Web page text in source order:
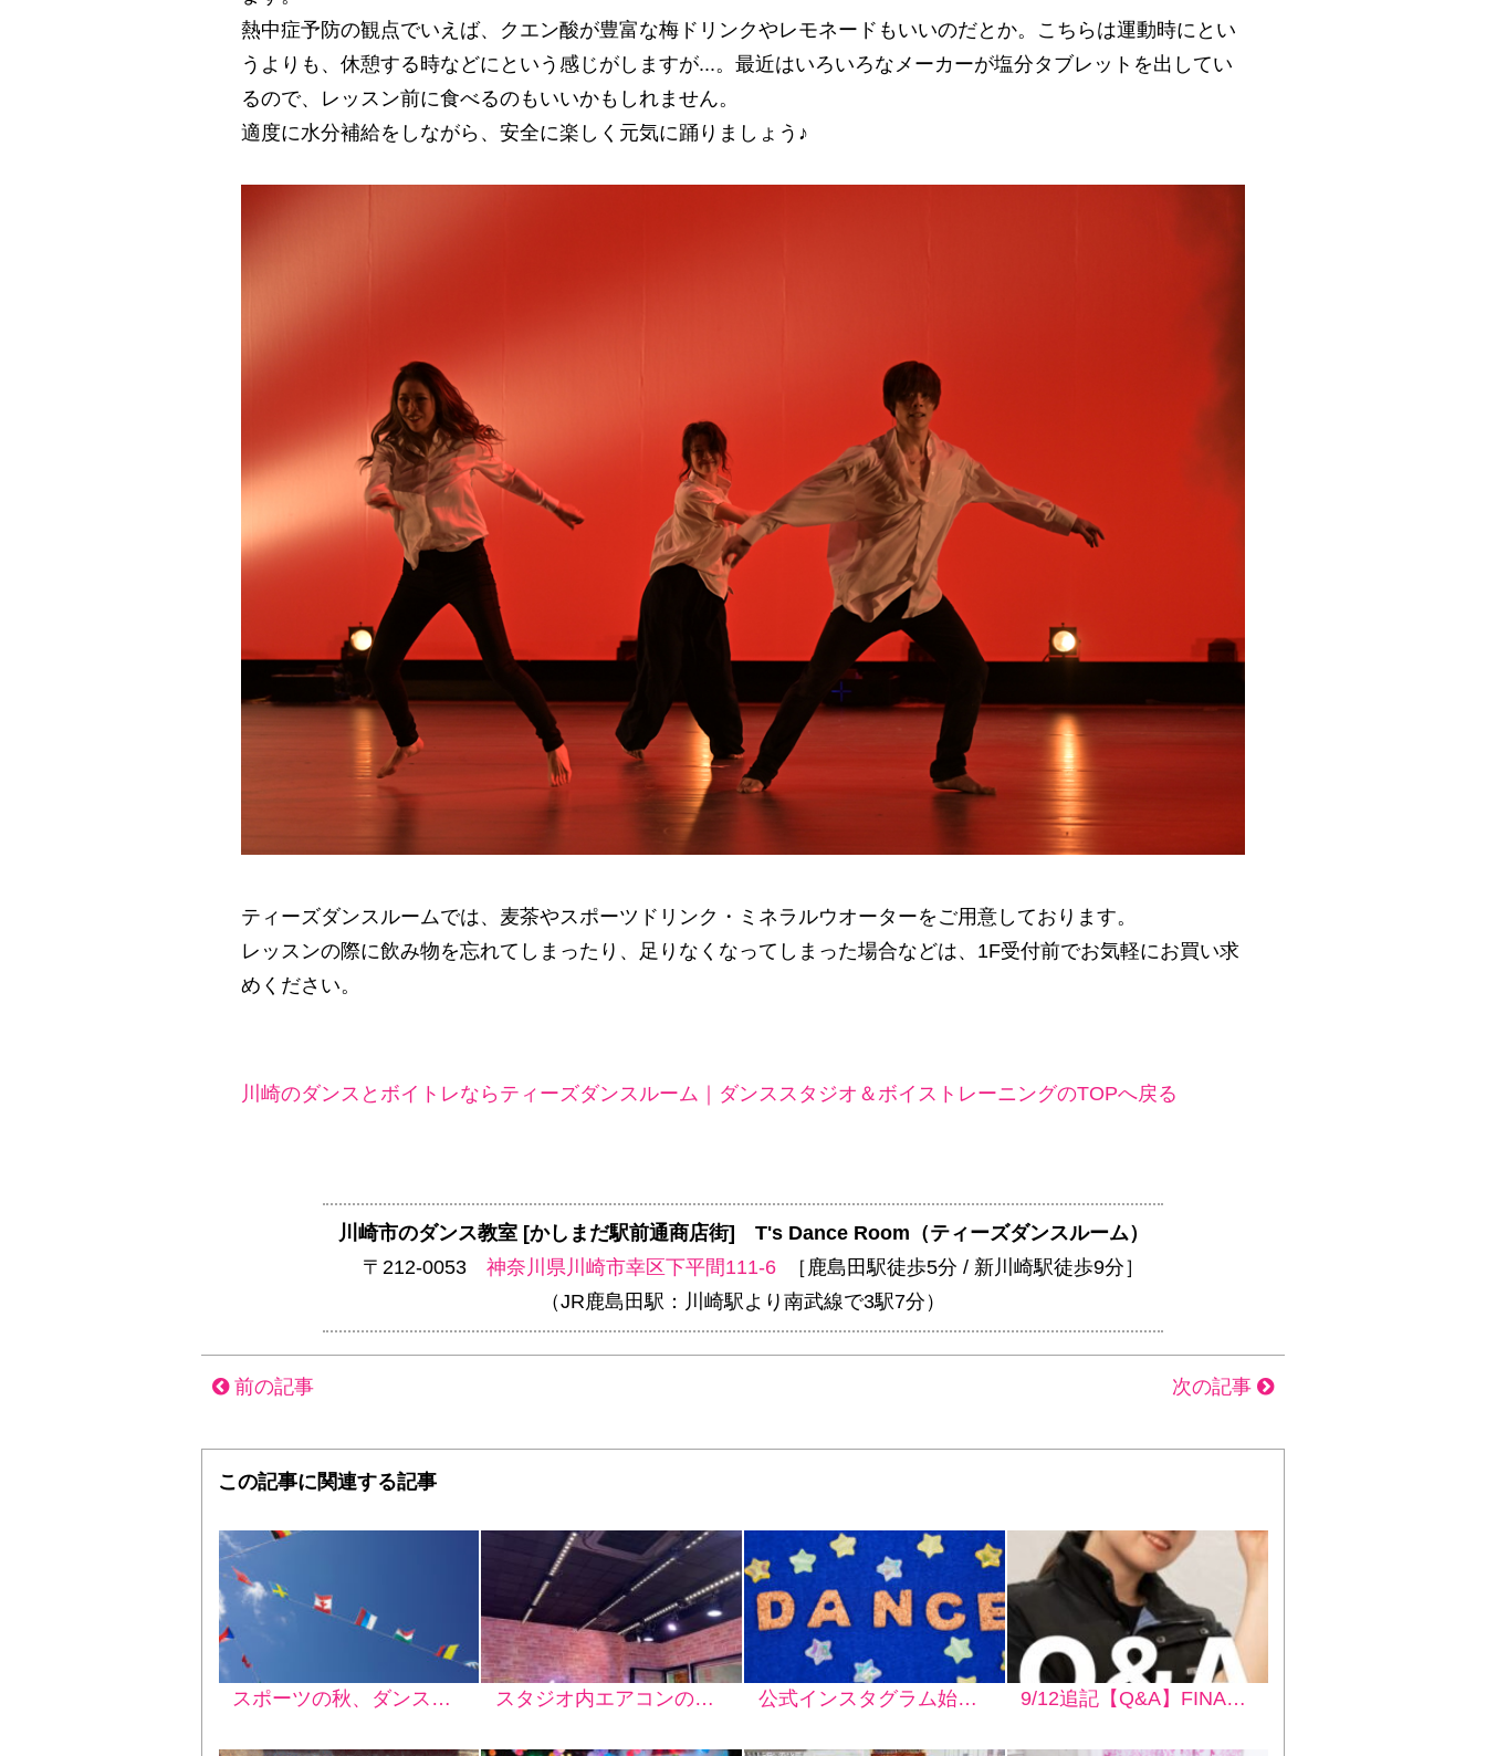
熱中症予防の観点でいえば、クエン酸が豊富な梅ドリンクやレモネードもいいのだとか。こちらは運動時にとい
うよりも、休憩する時などにという感じがしますが...。最近はいろいろなメーカーが塩分タブレットを出してい
るので、レッスン前に食べるのもいいかもしれません。
適度に水分補給をしながら、安全に楽しく元気に踊りましょう♪
ティーズダンスルームでは、麦茶やスポーツドリンク・ミネラルウオーターをご用意しております。
レッスンの際に飲み物を忘れてしまったり、足りなくなってしまった場合などは、1F受付前でお気軽にお買い求
めください。
川崎のダンスとボイトレならティーズダンスルーム｜ダンススタジオ＆ボイストレーニングのTOPへ戻る
川崎市のダンス教室 [かしまだ駅前通商店街] T's Dance Room（ティーズダンスルーム）
〒212-0053
神奈川県川崎市幸区下平間111-6
［鹿島田駅徒歩5分 / 新川崎駅徒歩9分］
（JR鹿島田駅：川崎駅より南武線で3駅7分）
前の記事 次の記事
この記事に関連する記事
スポーツの秋、ダンスで楽しもう♪ スタジオ内エアコンの洗浄＆点検を行いました★ 公式インスタグラム始めました！ 9/12追記【Q&A】FINAL LEGEND DISSIDIA in平塚文化芸術ホール【よくある質問（FAQ）】